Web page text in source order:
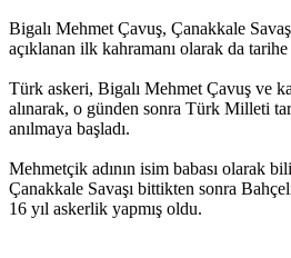
Bigalı Mehmet Çavuş, Çanakkale
açıklanan ilk kahramanı olarak da
Türk askeri, Bigalı Mehmet Çavuş ve
alınarak, o günden sonra Türk Milleti
anılmaya başladı.
Mehmetçik adının isim babası olarak
Çanakkale Savaşı bittikten sonra
16 yıl askerlik yapmış oldu.